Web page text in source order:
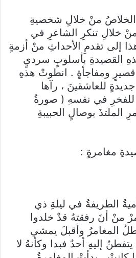
الخلاصُ منْ خلالِ شخصيةِ
خلالِ تنكرِ الشاعرِ في
إلى تقدمِ الأحداثِ منْ أزمةٍ
القصيدةِ بأسلوبٍ سرديٍ
ومفاجأةٍ . انطوتْ هذهِ
للعاشقينَ ، رآها
للفخرِ في نفسهِ ( صورةُ
الملتذَ بوصالٍ الحبيبةِ
مغامرةٍ :
الطريفةُ في ليلةِ ذي
منْ أنَ رفقتهُ قدْ خلدوا
المغامرُ وأقبلَ يمشي
إليهِ أحدٌ فبدا وكأنهُ لا